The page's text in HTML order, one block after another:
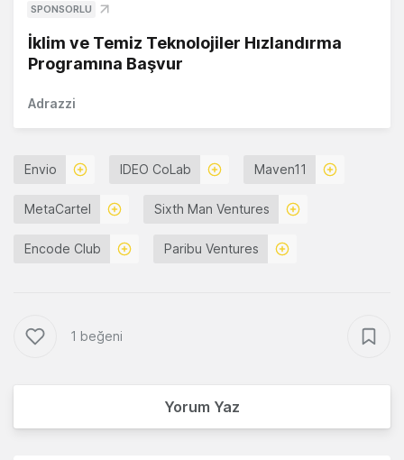
SPONSORLU
İklim ve Temiz Teknolojiler Hızlandırma
Programına Başvur
Adrazzi
Envio IDEO CoLab Maven11
MetaCartel Sixth Man Ventures
Encode Club Paribu Ventures
1 beğeni
Yorum Yaz